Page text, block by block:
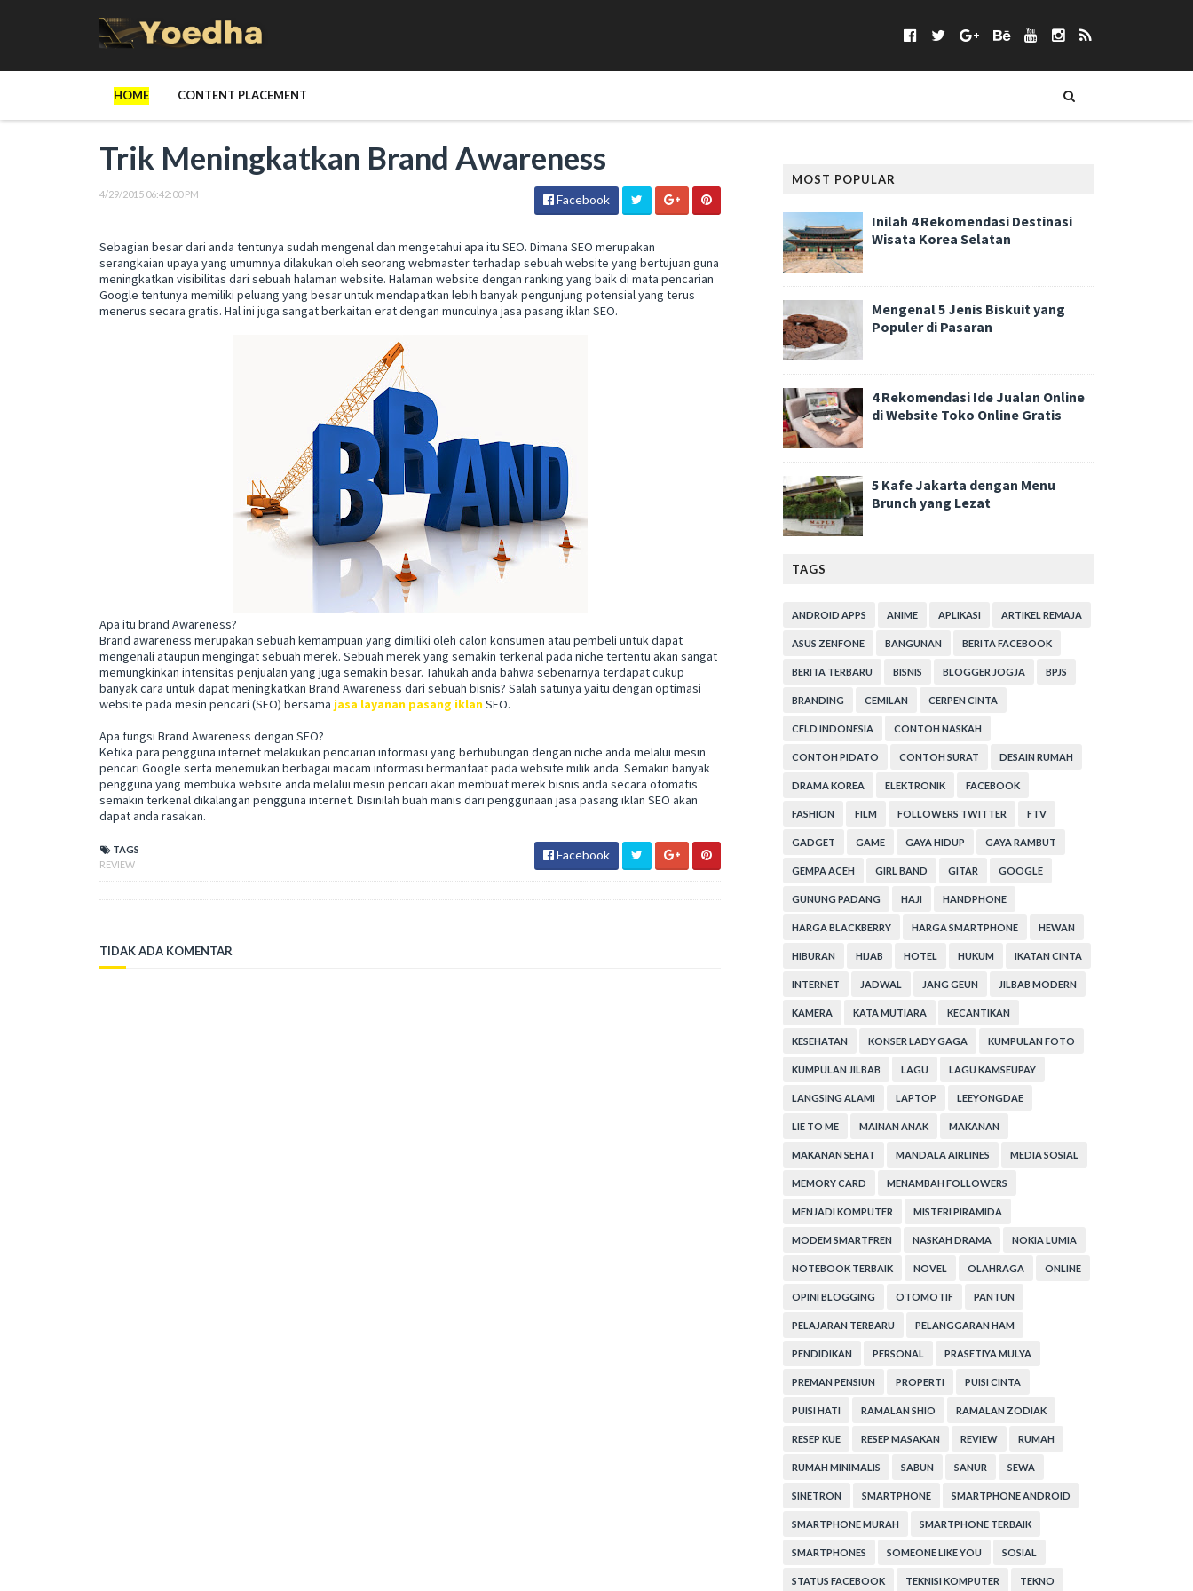
HOME CONTENT PLACEMENT
Trik Meningkatkan Brand Awareness
4/29/2015 06:42:00 PM Facebook
Sebagian besar dari anda tentunya sudah mengenal dan mengetahui apa itu SEO. Dimana SEO merupakan
serangkaian upaya yang umumnya dilakukan oleh seorang webmaster terhadap sebuah website yang bertujuan guna
meningkatkan visibilitas dari sebuah halaman website. Halaman website dengan ranking yang baik di mata pencarian
Google tentunya memiliki peluang yang besar untuk mendapatkan lebih banyak pengunjung potensial yang terus
menerus secara gratis. Hal ini juga sangat berkaitan erat dengan munculnya jasa pasang iklan SEO.
Apa itu brand Awareness?
Brand awareness merupakan sebuah kemampuan yang dimiliki oleh calon konsumen atau pembeli untuk dapat
mengenali ataupun mengingat sebuah merek. Sebuah merek yang semakin terkenal pada niche tertentu akan sangat
memungkinkan intensitas penjualan yang juga semakin besar. Tahukah anda bahwa sebenarnya terdapat cukup
banyak cara untuk dapat meningkatkan Brand Awareness dari sebuah bisnis? Salah satunya yaitu dengan optimasi
website pada mesin pencari (SEO) bersama jasa layanan pasang iklanSEO.
Apa fungsi Brand Awareness dengan SEO?
Ketika para pengguna internet melakukan pencarian informasi yang berhubungan dengan niche anda melalui mesin
pencari Google serta menemukan berbagai macam informasi bermanfaat pada website milik anda. Semakin banyak
pengguna yang membuka website anda melalui mesin pencari akan membuat merek bisnis anda secara otomatis
semakin terkenal dikalangan pengguna internet. Disinilah buah manis dari penggunaan jasa pasang iklan SEO akan
dapat anda rasakan.
TAGS
REVIEW
Facebook
TIDAK ADA KOMENTAR
MOST POPULAR
Inilah 4 Rekomendasi Destinasi
Wisata Korea Selatan
Mengenal 5 Jenis Biskuit yang
Populer di Pasaran
4 Rekomendasi Ide Jualan Online
di Website Toko Online Gratis
5 Kafe Jakarta dengan Menu
Brunch yang Lezat
TAGS
ANDROID APPS ANIME APLIKASI ARTIKEL REMAJA
ASUS ZENFONE BANGUNAN BERITA FACEBOOK
BERITA TERBARU BISNIS BLOGGER JOGJA BPJS
BRANDING CEMILAN CERPEN CINTA
CFLD INDONESIA CONTOH NASKAH
CONTOH PIDATO CONTOH SURAT DESAIN RUMAH
DRAMA KOREA ELEKTRONIK FACEBOOK
FASHION FILM FOLLOWERS TWITTER FTV
GADGET GAME GAYA HIDUP GAYA RAMBUT
GEMPA ACEH GIRL BAND GITAR GOOGLE
GUNUNG PADANG HAJI HANDPHONE
HARGA BLACKBERRY HARGA SMARTPHONE HEWAN
HIBURAN HIJAB HOTEL HUKUM IKATAN CINTA
INTERNET JADWAL JANG GEUN JILBAB MODERN
KAMERA KATA MUTIARA KECANTIKAN
KESEHATAN KONSER LADY GAGA KUMPULAN FOTO
KUMPULAN JILBAB LAGU LAGU KAMSEUPAY
LANGSING ALAMI LAPTOP LEEYONGDAE
LIE TO ME MAINAN ANAK MAKANAN
MAKANAN SEHAT MANDALA AIRLINES MEDIA SOSIAL
MEMORY CARD MENAMBAH FOLLOWERS
MENJADI KOMPUTER MISTERI PIRAMIDA
MODEM SMARTFREN NASKAH DRAMA NOKIA LUMIA
NOTEBOOK TERBAIK NOVEL OLAHRAGA ONLINE
OPINI BLOGGING OTOMOTIF PANTUN
PELAJARAN TERBARU PELANGGARAN HAM
PENDIDIKAN PERSONAL PRASETIYA MULYA
PREMAN PENSIUN PROPERTI PUISI CINTA
PUISI HATI RAMALAN SHIO RAMALAN ZODIAK
RESEP KUE RESEP MASAKAN REVIEW RUMAH
RUMAH MINIMALIS SABUN SANUR SEWA
SINETRON SMARTPHONE SMARTPHONE ANDROID
SMARTPHONE MURAH SMARTPHONE TERBAIK
SMARTPHONES SOMEONE LIKE YOU SOSIAL
STATUS FACEBOOK TEKNISI KOMPUTER TEKNO